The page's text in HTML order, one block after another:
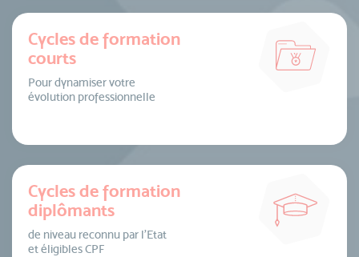
Cycles de formation
courts
Pour dynamiser votre
évolution professionnelle
Cycles de formation
diplômants
de niveau reconnu par l’Etat
et éligibles CPF